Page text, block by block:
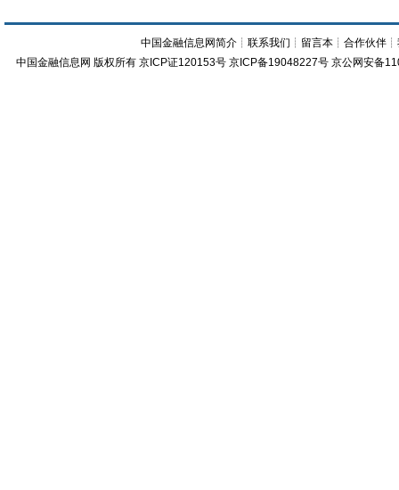
中国金融信息网简介 ┊联系我们 ┊ 留言本 ┊合作伙伴 ┊
中国金融信息网 版权所有 京ICP证120153号 京ICP备19048227号 京公网安备